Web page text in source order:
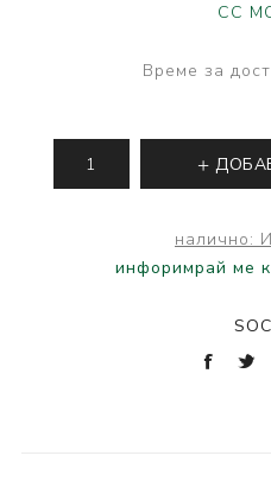
CC
Време за
налично:
инфоримрай ме